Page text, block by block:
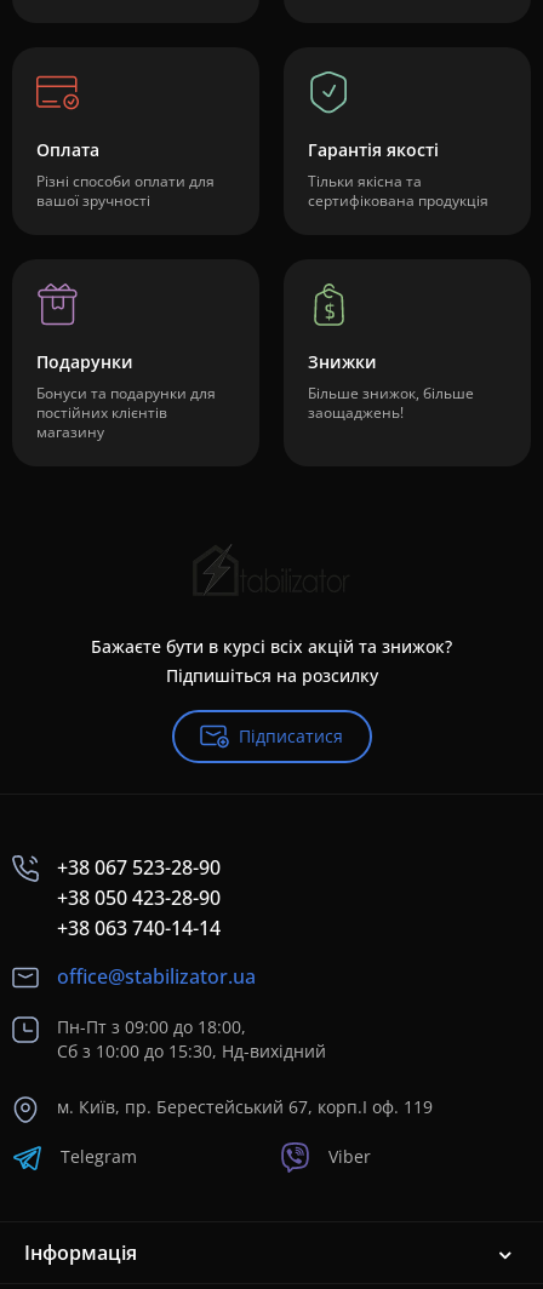
Оплата
Різні способи оплати для
вашої зручності
Гарантія якості
Тільки якісна та
сертифікована продукція
Подарунки
Бонуси та подарунки для
постійних клієнтів
магазину
Знижки
Більше знижок, більше
заощаджень!
Бажаєте бути в курсі всіх акцій та знижок?
Підпишіться на розсилку
Підписатися
+38 067 523-28-90
+38 050 423-28-90
+38 063 740-14-14
office@stabilizator.ua
Пн-Пт з 09:00 до 18:00,
Сб з 10:00 до 15:30, Нд-вихідний
м. Київ, пр. Берестейський 67, корп.I оф. 119
Telegram Viber
Інформація